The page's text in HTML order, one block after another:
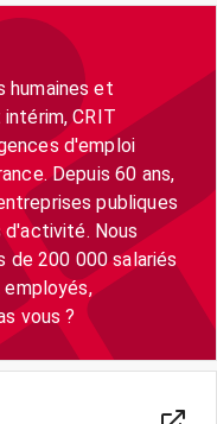
humaines et
CRIT
d'emploi
Depuis 60 ans,
publiques
Nous
de 200 000 salariés
vous ?